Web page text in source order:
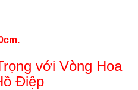
với Vòng Hoa
Điệp